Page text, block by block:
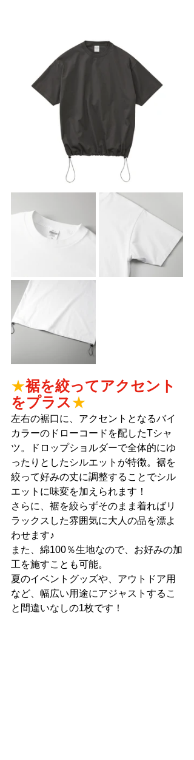
★裾を絞ってアクセント
をプラス★
左右の裾口に、アクセントとなるバイ
カラーのドローコードを配したTシャ
ツ。ドロップショルダーで全体的にゆ
ったりとしたシルエットが特徴。裾を
絞って好みの丈に調整することでシル
エットに味変を加えられます！
さらに、裾を絞らずそのまま着ればリ
ラックスした雰囲気に大人の品を漂よ
わせます♪
また、綿100％生地なので、お好みの加
工を施すことも可能。
夏のイベントグッズや、アウトドア用
など、幅広い用途にアジャストするこ
と間違いなしの1枚です！